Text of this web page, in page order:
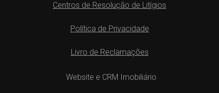
Centros de Resolução de Litígios
Política de Privacidade
Livro de Reclamações
Website e CRM Imobiliário